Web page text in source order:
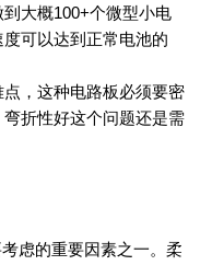
大概100+个微型小电
可以达到正常电池的
，这种电路板必须要密
折性好这个问题还是需
虑的重要因素之一。柔